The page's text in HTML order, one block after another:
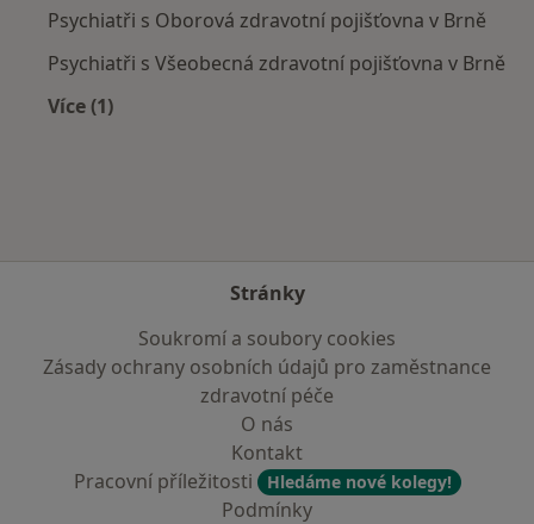
Psychiatři s Oborová zdravotní pojišťovna v Brně
Psychiatři s Všeobecná zdravotní pojišťovna v Brně
Více (1)
Stránky
Soukromí a soubory cookies
Zásady ochrany osobních údajů pro zaměstnance
zdravotní péče
O nás
Kontakt
Pracovní příležitosti
Hledáme nové kolegy!
Podmínky